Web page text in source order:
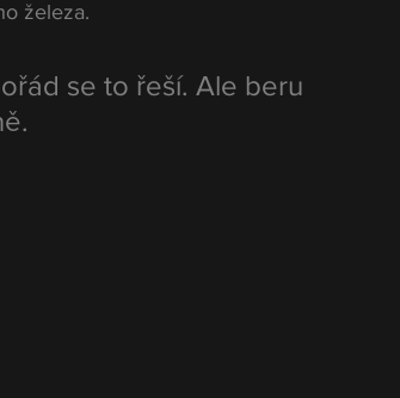
železa.
se to řeší. Ale beru